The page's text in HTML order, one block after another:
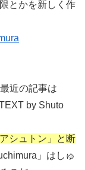
とかを新しく作
近の記事は
by Shuto
シュトン」と断
」はしゅ